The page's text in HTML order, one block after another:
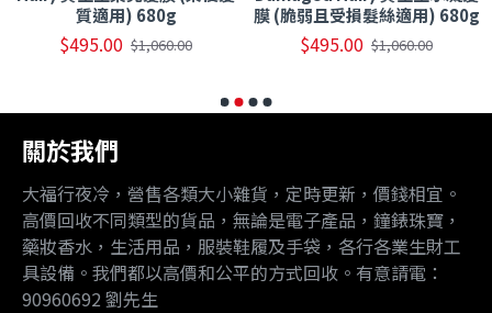
質適用) 680g
$495.00 $1,060.00
膜 (脆弱且受損髮絲適用) 680g
$495.00 $1,060.00
關於我們
大福行夜冷，營售各類大小雜貨，定時更新，價錢相宜。
高價回收不同類型的貨品，無論是電子產品，鐘錶珠寶，
藥妝香水，生活用品，服裝鞋履及手袋，各行各業生財工
具設備。我們都以高價和公平的方式回收。有意請電：
90960692 劉先生